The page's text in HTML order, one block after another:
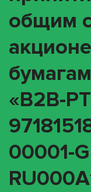
общим
«В2В-
00001-